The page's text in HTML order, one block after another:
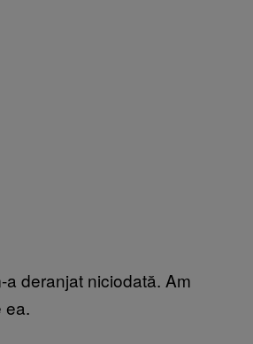
a deranjat niciodată. Am
ea.